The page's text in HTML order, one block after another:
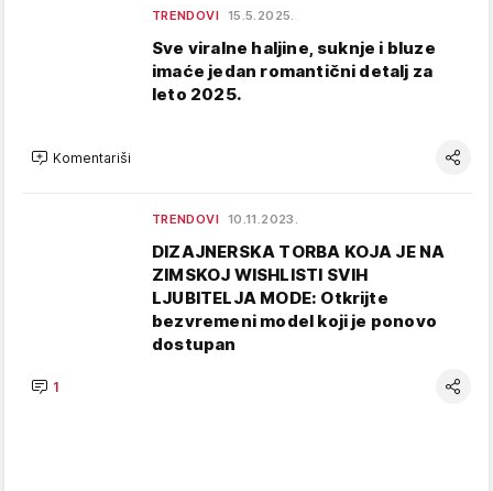
TRENDOVI 15.5.2025.
Sve viralne haljine, suknje i bluze
imaće jedan romantični detalj za
leto 2025.
Komentariši
TRENDOVI 10.11.2023.
DIZAJNERSKA TORBA KOJA JE NA
ZIMSKOJ WISHLISTI SVIH
LJUBITELJA MODE: Otkrijte
bezvremeni model koji je ponovo
dostupan
1